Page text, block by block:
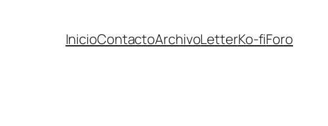
InicioContactoArchivoLetterKo-fiForo